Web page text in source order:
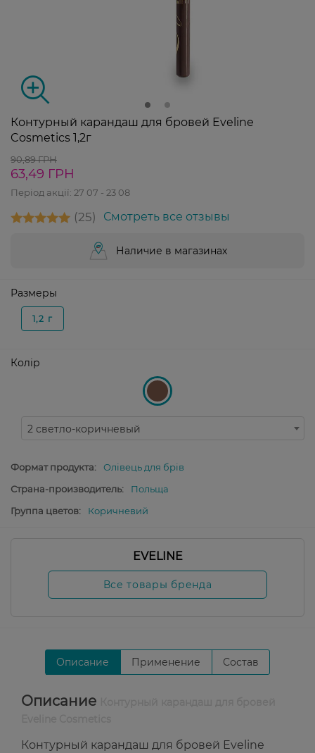
Контурный карандаш для бровей Eveline
Cosmetics 1,2г
90,89 ГРН
63,49 ГРН
Період акції: 27 07 - 23 08
25 Смотреть все отзывы
Наличие в магазинах
Размеры
1,2 г
Колір
2 светло-коричневый
Формат продукта:
Олівець для брів
Страна-производитель:
Польща
Группа цветов:
Коричневий
EVELINE
Все товары бренда
Описание Применение Состав
Описание
Контурный карандаш для бровей Eveline